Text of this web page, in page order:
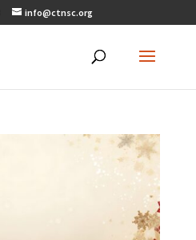
info@ctnsc.org